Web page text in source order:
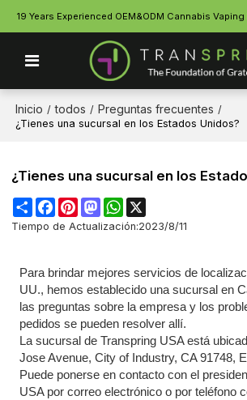
19 Years Experienced OEM&ODM Cannabis
Inicio / todos / Preguntas frecuentes /
¿Tienes una sucursal en los Estados Unidos?
¿Tienes una sucursal en los
ShareFacebookPinterestMastodonWhatsApp
Tiempo de Actualización:2023/8/11
Para brindar mejores servicios de
UU., hemos establecido una sucursal en
las preguntas sobre la empresa y los
pedidos se pueden resolver allí.
La sucursal de Transpring USA está
Jose Avenue, City of Industry, CA 91748,
Puede ponerse en contacto con el
USA por correo electrónico o por teléfono